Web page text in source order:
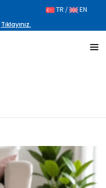
TR / EN
Tıklayınız.